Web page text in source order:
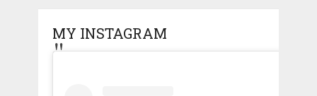
MY INSTAGRAM